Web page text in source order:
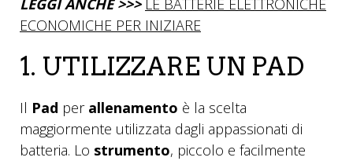
LEGGI ANCHE >>> LE BATTERIE ELETTRONICHE
ECONOMICHE PER INIZIARE
1. UTILIZZARE UN PAD
Il Pad per allenamento è la scelta
maggiormente utilizzata dagli appassionati di
batteria. Lo strumento, piccolo e facilmente